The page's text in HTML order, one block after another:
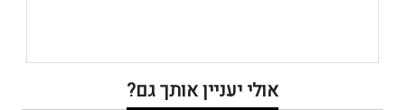
אולי יעניין אותך גם?